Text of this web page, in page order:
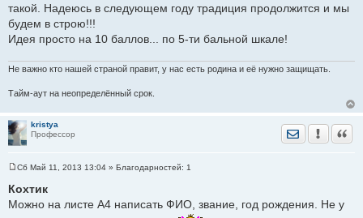
е
н
и
е
такой. Надеюсь в следующем году традиция продолжится и мы
будем в строю!!!
Идея просто на 10 баллов... по 5-ти бальной шкале!
Не важно кто нашей страной правит, у нас есть родина и её нужно защищать.
Тайм-аут на неопределённый срок.
kristya
Профессор
Отправить
о
б
Сб Май 11, 2013 13:04 » Благодарностей: 1
Кохтик
Можно на листе А4 написать ФИО, звание, год рождения. Не у